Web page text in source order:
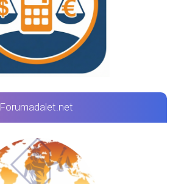
Forumadalet.net